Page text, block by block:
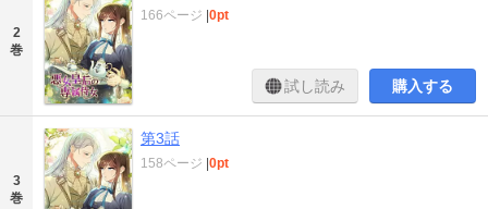
2
巻
166ページ |0pt
試し読み 購入する
3
巻
第3話
158ページ |0pt